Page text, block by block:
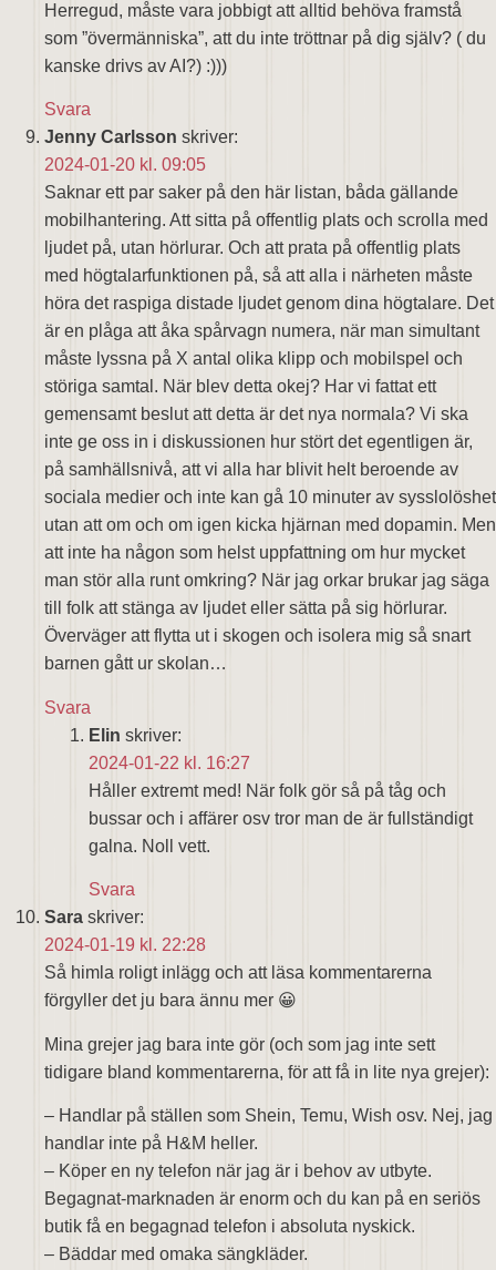
Herregud, måste vara jobbigt att alltid behöva framstå
som ”övermänniska”, att du inte tröttnar på dig själv? ( du
kanske drivs av AI?) :)))
Svara
Jenny Carlsson skriver:
2024-01-20 kl. 09:05
Saknar ett par saker på den här listan, båda gällande
mobilhantering. Att sitta på offentlig plats och scrolla med
ljudet på, utan hörlurar. Och att prata på offentlig plats
med högtalarfunktionen på, så att alla i närheten måste
höra det raspiga distade ljudet genom dina högtalare. Det
är en plåga att åka spårvagn numera, när man simultant
måste lyssna på X antal olika klipp och mobilspel och
störiga samtal. När blev detta okej? Har vi fattat ett
gemensamt beslut att detta är det nya normala? Vi ska
inte ge oss in i diskussionen hur stört det egentligen är,
på samhällsnivå, att vi alla har blivit helt beroende av
sociala medier och inte kan gå 10 minuter av sysslolöshet
utan att om och om igen kicka hjärnan med dopamin. Men
att inte ha någon som helst uppfattning om hur mycket
man stör alla runt omkring? När jag orkar brukar jag säga
till folk att stänga av ljudet eller sätta på sig hörlurar.
Överväger att flytta ut i skogen och isolera mig så snart
barnen gått ur skolan…
Svara
Elin skriver:
2024-01-22 kl. 16:27
Håller extremt med! När folk gör så på tåg och
bussar och i affärer osv tror man de är fullständigt
galna. Noll vett.
Svara
Sara skriver:
2024-01-19 kl. 22:28
Så himla roligt inlägg och att läsa kommentarerna
förgyller det ju bara ännu mer 😀
Mina grejer jag bara inte gör (och som jag inte sett
tidigare bland kommentarerna, för att få in lite nya grejer):
– Handlar på ställen som Shein, Temu, Wish osv. Nej, jag
handlar inte på H&M heller.
– Köper en ny telefon när jag är i behov av utbyte.
Begagnat-marknaden är enorm och du kan på en seriös
butik få en begagnad telefon i absoluta nyskick.
– Bäddar med omaka sängkläder.